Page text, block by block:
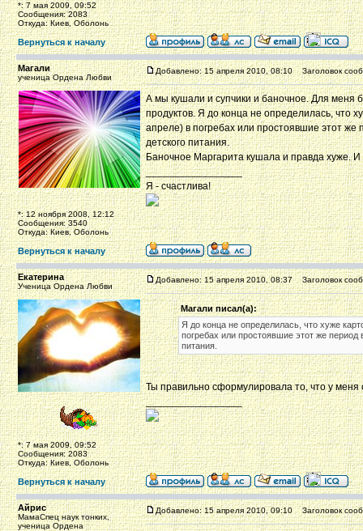
*: 7 мая 2009, 09:52
Сообщения: 2083
Откуда: Киев, Оболонь
Вернуться к началу
Магали
ученица Ордена Любви
*: 12 ноября 2008, 12:12
Сообщения: 3540
Откуда: Киев, Оболонь
Добавлено: 15 апреля 2010, 08:10 Заголовок
А мы кушали и супчики и баночное. Для меня
продуктов. Я до конца не определилась, что
апреле) в погребах или простоявшие этот
детского питания.
Баночное Маргарита кушала и правда хуже. И
_________________
Я - счастлива!
Вернуться к началу
Екатерина
Ученица Ордена Любви
*: 7 мая 2009, 09:52
Сообщения: 2083
Откуда: Киев, Оболонь
Добавлено: 15 апреля 2010, 08:37 Заголовок
Магали писал(а):
Я до конца не определилась, что хуже
погребах или простоявшие этот же
питания.
Ты правильно сформулировала то, что у меня
_________________
Вернуться к началу
Айрис
МамаСпец наук тонких,
ученица Ордена
Добавлено: 15 апреля 2010, 09:10 Заголовок